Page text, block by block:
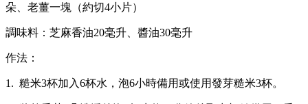
朵、老薑一塊（約切4小片）
調味料：芝麻香油20毫升、醬油30毫升
作法：
1. 糙米3杯加入6杯水，泡6小時備用或使用發芽糙米3杯。